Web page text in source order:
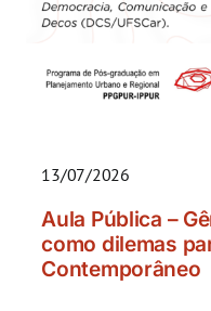
13/07/2026
Aula Pública –
como dilemas
Contemporâneo